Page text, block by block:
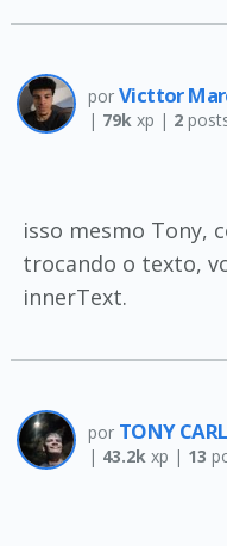
por Victtor
| 79kxp | 2
isso mesmo Tony,
trocando o texto,
innerText.
por TONY
| 43.2kxp | 13